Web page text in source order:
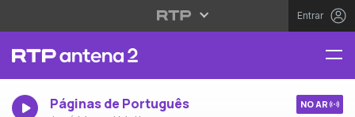
Entrar
Páginas de Português NO AR